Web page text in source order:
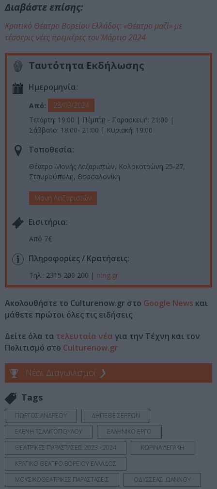
Διαβάστε επίσης:
Κρατικό Θέατρο Βορείου Ελλάδος: «Θέατρο μαζί» με
τέσσερις νέες πρεμιέρες τον Μάρτιο 2024
Ταυτότητα Εκδήλωσης
Ημερομηνία:
Από:
28/03/2024
Τετάρτη: 19:00 | Πέμπτη - Παρασκευή: 21:00 |
Σάββατο: 18:00- 21:00 | Κυριακή: 19:00
Τοποθεσία:
Θέατρο Μονής Λαζαριστών, Κολοκοτρώνη 25-27,
Σταυρούπολη, Θεσσαλονίκη
Μονή Λαζαριστών
Eισιτήρια:
Από 7€
Πληροφορίες / Κρατήσεις:
Τηλ.: 2315 200 200 | ntng.gr
Ακολουθήστε το Culturenow.gr στο Google News και
μάθετε πρώτοι όλες τις ειδήσεις
Δείτε όλα τα τελευταία νέα για την Τέχνη και τον
Πολιτισμό στο Culturenow.gr
Νέοι Διαγωνισμοί ❯
Tags
ΓΙΩΡΓΟΣ ΑΝΔΡΕΟΥ
ΔΗΠΕΘΕ ΣΕΡΡΩΝ
ΕΛΕΝΗ ΤΣΑΛΙΓΟΠΟΥΛΟΥ
ΕΛΛΗΝΙΚΟ ΕΡΓΟ
ΘΕΑΤΡΙΚΕΣ ΠΑΡΑΣΤΑΣΕΙΣ 2023 - 2024
ΚΟΡΙΝΑ ΛΕΓΑΚΗ
ΚΡΑΤΙΚΟ ΘΕΑΤΡΟ ΒΟΡΕΙΟΥ ΕΛΛΑΔΟΣ
ΜΟΥΣΙΚΟΘΕΑΤΡΙΚΕΣ ΠΑΡΑΣΤΑΣΕΙΣ
ΟΔΥΣΣΕΑΣ ΙΩΑΝΝΟΥ